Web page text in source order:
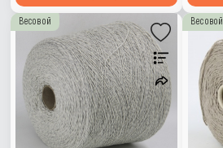
Весовой Весовой